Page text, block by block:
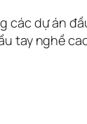
dự án
tay nghề